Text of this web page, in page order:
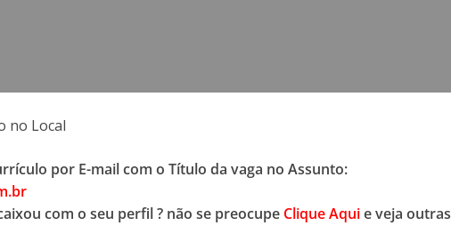
no Local
por E-mail com o Título da vaga no Assunto:
com o seu perfil ? não se preocupe Clique Aquie veja outras